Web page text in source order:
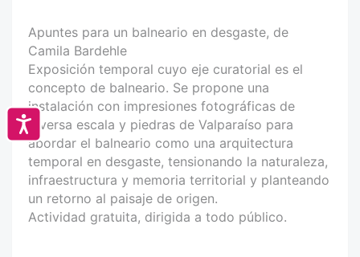
Accesibilidad
Apuntes para un balneario en desgaste, de
Camila Bardehle
Exposición temporal cuyo eje curatorial es el
concepto de balneario. Se propone una
instalación con impresiones fotográficas de
diversa escala y piedras de Valparaíso para
abordar el balneario como una arquitectura
temporal en desgaste, tensionando la naturaleza,
infraestructura y memoria territorial y planteando
un retorno al paisaje de origen.
Actividad gratuita, dirigida a todo público.